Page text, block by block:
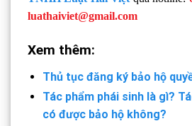
luathaiviet@gmail.com
Xem thêm:
Thủ tục đăng ký bảo hộ
Tác phẩm phái sinh là gì?
có được bảo hộ không?